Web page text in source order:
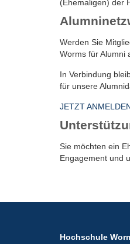
(Ehemaligen) der
Werden Sie
Worms für Alumni
In Verbindung
für unsere
JETZT
Sie möchten ein
Engagement und
Hochschule